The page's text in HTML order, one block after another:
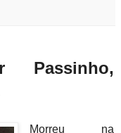
Passinho,
Morreu na